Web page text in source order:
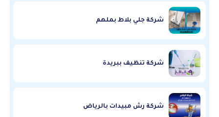
شركة جلي بلاط بملهم
شركة تنظيف ببريدة
شركة رش مبيدات بالرياض